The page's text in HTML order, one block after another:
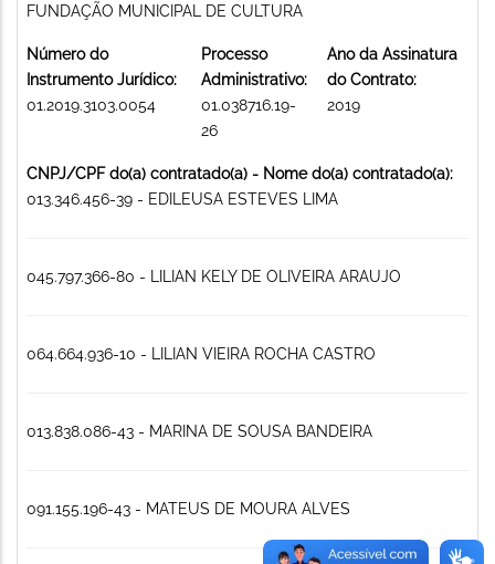
FUNDAÇÃO MUNICIPAL DE CULTURA
Número do
Instrumento Jurídico:
01.2019.3103.0054
Processo
Administrativo:
01.038716.19-
26
Ano da Assinatura
do Contrato:
2019
CNPJ/CPF do(a) contratado(a) - Nome do(a) contratado(a):
013.346.456-39 - EDILEUSA ESTEVES LIMA
045.797.366-80 - LILIAN KELY DE OLIVEIRA ARAUJO
064.664.936-10 - LILIAN VIEIRA ROCHA CASTRO
013.838.086-43 - MARINA DE SOUSA BANDEIRA
091.155.196-43 - MATEUS DE MOURA ALVES